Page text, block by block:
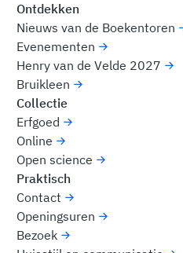
Ontdekken
Nieuws van de Boekentoren
Evenementen
Henry van de Velde 2027
Bruikleen
Collectie
Erfgoed
Online
Open science
Praktisch
Contact
Openingsuren
Bezoek